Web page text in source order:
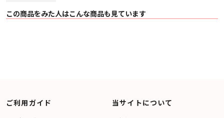
この商品をみた人はこんな商品も見ています
ご利用ガイド 当サイトについて